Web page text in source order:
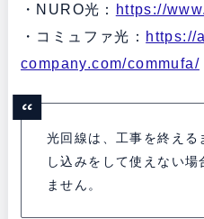
・NURO光：
https://
・コミュファ光： https://
company.com/commufa/
光回線は、工事を終える
し込みをして使えない場
ません。